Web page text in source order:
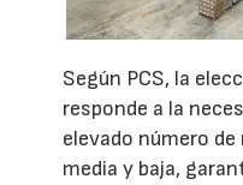
Según PCS, la
responde a la
elevado número
media y baja,